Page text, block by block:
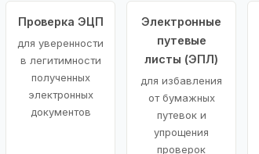
Проверка ЭЦП
для уверенности
в легитимности
полученных
электронных
документов
Электронные
путевые
листы (ЭПЛ)
для избавления
от бумажных
путевок и
упрощения
проверок